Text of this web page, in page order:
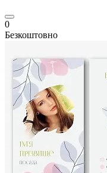
0
Безкоштовно